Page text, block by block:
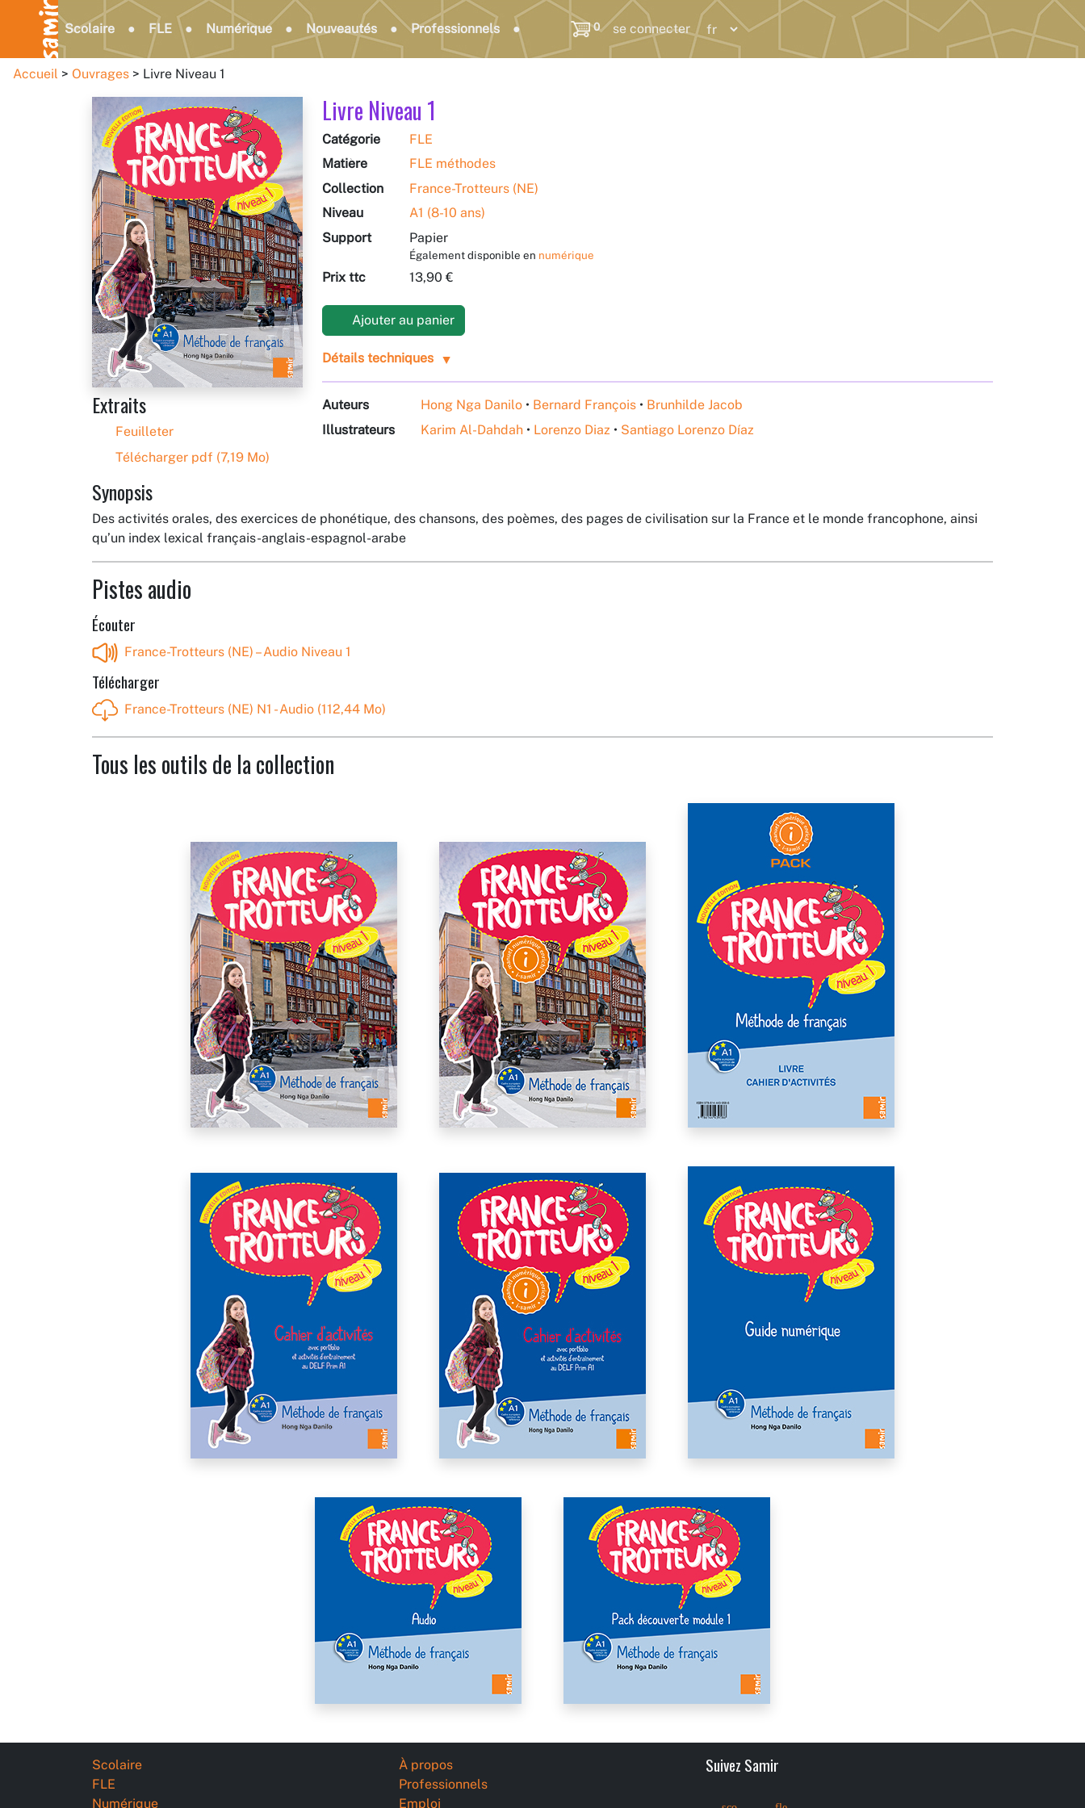
Scolaire FLE Numérique Nouveautés Professionnels 0 se connecter
Accueil Ouvrages Livre Niveau 1
Extraits
Feuilleter
Télécharger pdf (7,19 Mo)
Livre Niveau 1
Catégorie
FLE
Matière
FLE méthodes
Collection
France-Trotteurs (NE)
Niveau
A1 (8-10 ans)
Support
Papier
Également disponible en numérique
Prix ttc 13,90 €
Ajouter au panier
Détails techniques
Auteurs Hong Nga Danilo • Bernard François • Brunhilde Jacob
Illustrateurs
Karim Al-Dahdah • Lorenzo Diaz • Santiago Lorenzo Díaz
Synopsis
Des activités orales, des exercices de phonétique, des chansons, des poèmes, des pages de civilisation sur la France et le monde francophone, ainsi
qu’un index lexical français-anglais-espagnol-arabe
Pistes audio
Écouter
France-Trotteurs (NE) – Audio Niveau 1
Télécharger
France-Trotteurs (NE) N1 - Audio (112,44 Mo)
Tous les outils de la collection
Scolaire
FLE
Numérique
À propos
Professionnels
Emploi
Suivez Samir